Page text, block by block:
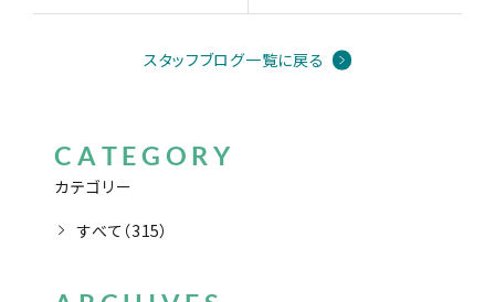
スタッフブログ一覧に戻る
カテゴリー
CATEGORY
すべて（315）